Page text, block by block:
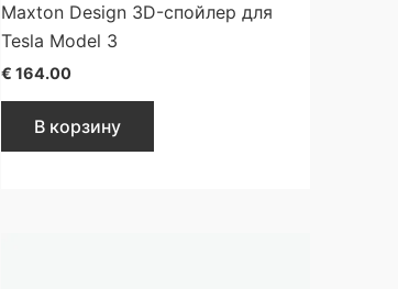
Maxton Design 3D-спойлер для
Tesla Model 3
€ 164.00
В корзину